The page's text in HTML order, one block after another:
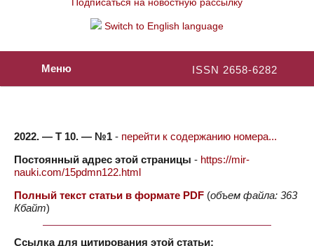
Switch to English language
ISSN 2658-6282
Меню
2022. — Т 10. — №1 - перейти к содержанию номера...
Постоянный адрес этой страницы - https://mir-
nauki.com/15pdmn122.html
Полный текст статьи в формате PDF (объем файла: 363
Кбайт)
Ссылка для цитирования этой статьи: